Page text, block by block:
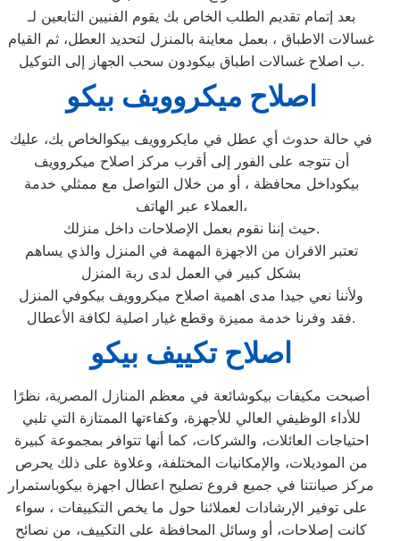
بعد إتمام تقديم الطلب الخاص بك يقوم الفنيين التابعين لـ
غسالات الاطباق ، بعمل معاينة بالمنزل لتحديد العطل، ثم القيام
ب اصلاح غسالات اطباق بيكودون سحب الجهاز إلى التوكيل.
اصلاح ميكروويف بيكو
في حالة حدوث أي عطل في مايكروويف بيكوالخاص بك، عليك
أن تتوجه على الفور إلى أقرب مركز اصلاح ميكروويف
بيكوداخل محافظة ، أو من خلال التواصل مع ممثلي خدمة
العملاء عبر الهاتف،
حيث إننا نقوم بعمل الإصلاحات داخل منزلك.
تعتبر الافران من الاجهزة المهمة في المنزل والذي يساهم
بشكل كبير في العمل لدى ربة المنزل
ولأننا نعي جيدا مدى اهمية اصلاح ميكروويف بيكوفي المنزل
فقد وفرنا خدمة مميزة وقطع غيار اصلية لكافة الأعطال.
اصلاح تكييف بيكو
أصبحت مكيفات بيكوشائعة في معظم المنازل المصرية، نظرًا
للأداء الوظيفي العالي للأجهزة، وكفاءتها الممتازة التي تلبي
احتياجات العائلات، والشركات، كما أنها تتوافر بمجموعة كبيرة
من الموديلات، والإمكانيات المختلفة، وعلاوة على ذلك يحرص
مركز صيانتنا في جميع فروع تصليح اعطال اجهزة بيكوباستمرار
على توفير الإرشادات لعملائنا حول ما يخص التكييفات ، سواء
كانت إصلاحات، أو وسائل المحافظة على التكييف، من نصائح